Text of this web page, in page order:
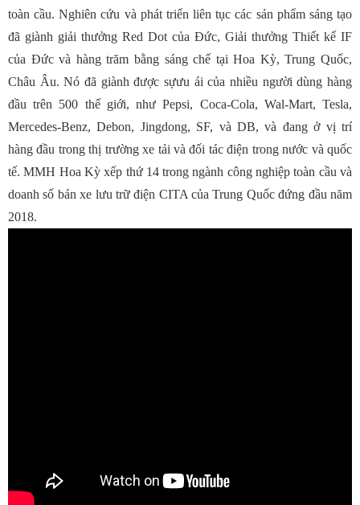
toàn cầu. Nghiên cứu và phát triển liên tục các sản phẩm sáng tạo
đã giành giải thưởng Red Dot của Đức, Giải thưởng Thiết kế IF
của Đức và hàng trăm bằng sáng chế tại Hoa Kỳ, Trung Quốc,
Châu Âu. Nó đã giành được sựưu ái của nhiều người dùng hàng
đầu trên 500 thế giới, như Pepsi, Coca-Cola, Wal-Mart, Tesla,
Mercedes-Benz, Debon, Jingdong, SF, và DB, và đang ở vị trí
hàng đầu trong thị trường xe tải và đối tác điện trong nước và quốc
tế. MMH Hoa Kỳ xếp thứ 14 trong ngành công nghiệp toàn cầu và
doanh số bán xe lưu trữ điện CITA của Trung Quốc đứng đầu năm
2018.